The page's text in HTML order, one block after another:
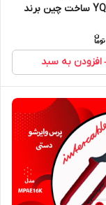
مدل YQK-70 ساخت چین برند
افزودن به سبد